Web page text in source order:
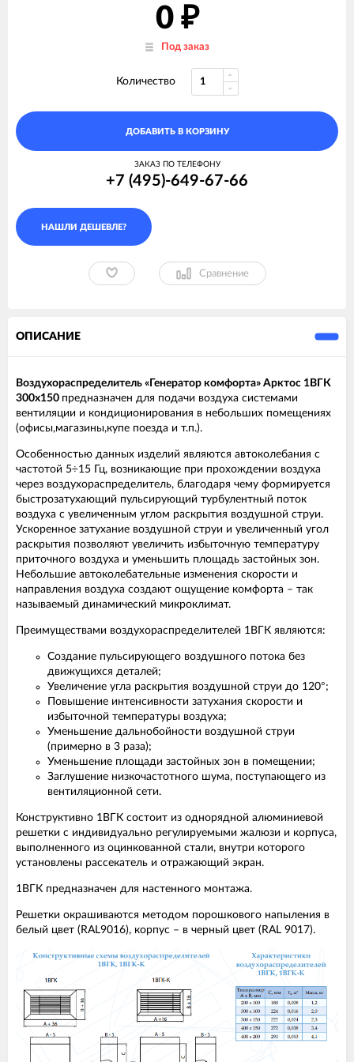
0 ₽
Под заказ
Количество
ДОБАВИТЬ В КОРЗИНУ
ЗАКАЗ ПО ТЕЛЕФОНУ
+7 (495)-649-67-66
Сравнение
ОПИСАНИЕ
Воздухораспределитель «Генератор комфорта» Арктос 1ВГК
300х150 предназначен для подачи воздуха системами
вентиляции и кондиционирования в небольших помещениях
(офисы,магазины,купе поезда и т.п.).
Особенностью данных изделий являются автоколебания с
частотой 5÷15 Гц, возникающие при прохождении воздуха
через воздухораспределитель, благодаря чему формируется
быстрозатухающий пульсирующий турбулентный поток
воздуха с увеличенным углом раскрытия воздушной струи.
Ускоренное затухание воздушной струи и увеличенный угол
раскрытия позволяют увеличить избыточную температуру
приточного воздуха и уменьшить площадь застойных зон.
Небольшие автоколебательные изменения скорости и
направления воздуха создают ощущение комфорта – так
называемый динамический микроклимат.
Преимуществами воздухораспределителей 1ВГК являются:
Создание пульсирующего воздушного потока без
движущихся деталей;
Увеличение угла раскрытия воздушной струи до 120°;
Повышение интенсивности затухания скорости и
избыточной температуры воздуха;
Уменьшение дальнобойности воздушной струи
(примерно в 3 раза);
Уменьшение площади застойных зон в помещении;
Заглушение низкочастотного шума, поступающего из
вентиляционной сети.
Конструктивно 1ВГК состоит из однорядной алюминиевой
решетки с индивидуально регулируемыми жалюзи и корпуса,
выполненного из оцинкованной стали, внутри которого
установлены рассекатель и отражающий экран.
1ВГК предназначен для настенного монтажа.
Решетки окрашиваются методом порошкового напыления в
белый цвет (RAL9016), корпус – в черный цвет (RAL 9017).